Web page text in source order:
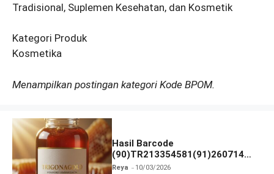
Tradisional, Suplemen Kesehatan, dan Kosmetik
Kategori Produk
Kosmetika
Menampilkan postingan kategori Kode BPOM.
Hasil Barcode
(90)TR213354581(91)260714
dan Izin BPOM
Reya 10/03/2026